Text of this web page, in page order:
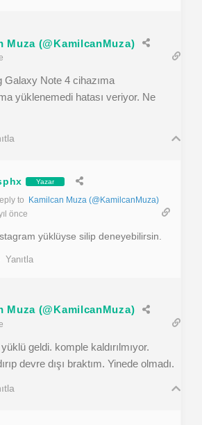
Muza (@KamilcanMuza)
Galaxy Note 4 cihazıma
yüklenemedi hatası veriyor. Ne
Yazar
to
Kamilcan Muza (@KamilcanMuza)
önce
yüklüyse silip deneyebilirsin.
Yanıtla
Muza (@KamilcanMuza)
geldi. komple kaldırılmıyor.
devre dışı braktım. Yinede olmadı.